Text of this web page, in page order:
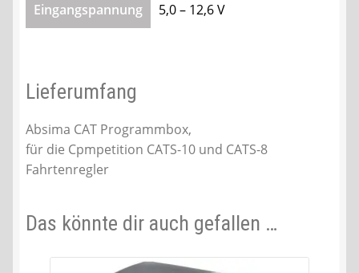
Eingangspannung 5,0 – 12,6 V
Lieferumfang
Absima CAT Programmbox,
für die Cpmpetition CATS-10 und CATS-8
Fahrtenregler
Das könnte dir auch gefallen …